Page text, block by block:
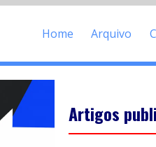
Home Arquivo
Artigos